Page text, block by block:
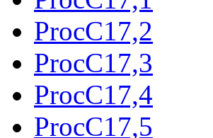
ProcC17,2
ProcC17,3
ProcC17,4
ProcC17,5